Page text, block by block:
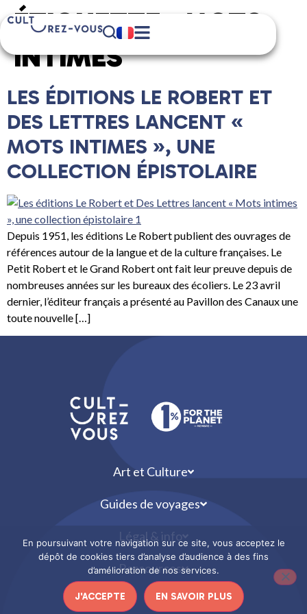
ÉTIQUETTE : MOTS
INTIMES
LES ÉDITIONS LE ROBERT ET
DES LETTRES LANCENT «
MOTS INTIMES », UNE
COLLECTION ÉPISTOLAIRE
Depuis 1951, les éditions Le Robert publient des ouvrages de
références autour de la langue et de la culture françaises. Le
Petit Robert et le Grand Robert ont fait leur preuve depuis de
nombreuses années sur les bureaux des écoliers. Le 23 avril
dernier, l’éditeur français a présenté au Pavillon des Canaux une
toute nouvelle […]
Art et Culture
Guides de voyages
Légal & info
Ressources
En poursuivant votre navigation sur ce site, vous acceptez le
dépôt de cookies tiers d’analyse d’audience à des fins
d’amélioration de nos services.
J'ACCEPTE EN SAVOIR PLUS